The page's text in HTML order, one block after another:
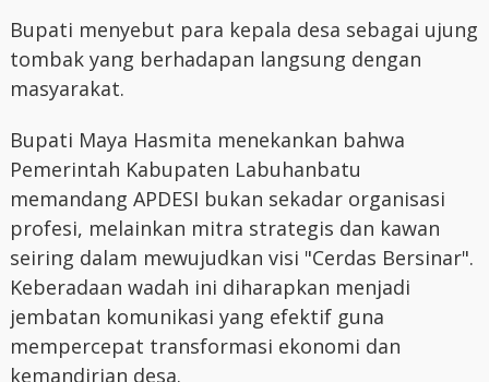
Bupati menyebut para kepala desa sebagai ujung
tombak yang berhadapan langsung dengan
masyarakat.
Bupati Maya Hasmita menekankan bahwa
Pemerintah Kabupaten Labuhanbatu
memandang APDESI bukan sekadar organisasi
profesi, melainkan mitra strategis dan kawan
seiring dalam mewujudkan visi "Cerdas Bersinar".
Keberadaan wadah ini diharapkan menjadi
jembatan komunikasi yang efektif guna
mempercepat transformasi ekonomi dan
kemandirian desa.